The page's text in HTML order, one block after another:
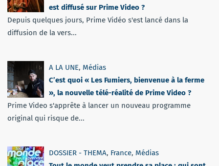
est diffusé sur Prime Video ?
Depuis quelques jours, Prime Vidéo s'est lancé dans la
diffusion de la vers...
A LA UNE, Médias
C’est quoi « Les Fumiers, bienvenue à la ferme
», la nouvelle télé-réalité de Prime Video ?
Prime Video s'apprête à lancer un nouveau programme
original qui risque de...
DOSSIER - THEMA, France, Médias